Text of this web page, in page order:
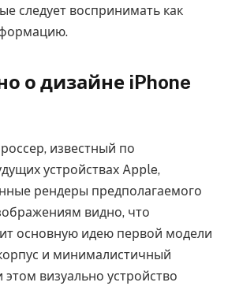
следует воспринимать как
о дизайне iPhone
известный по
устройствах Apple,
рендеры предполагаемого
видно, что
основную идею первой модели
и минималистичный
визуально устройство